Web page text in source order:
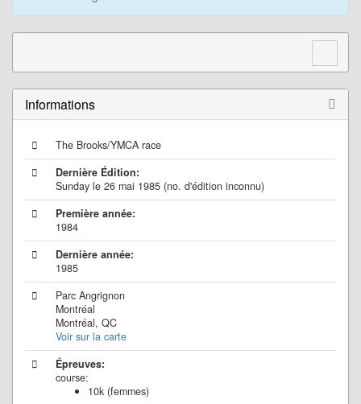
o
Informations
The Brooks/YMCA race
Dernière Édition:
Sunday le 26 mai 1985 (no. d'édition inconnu)
Première année:
1984
Dernière année:
1985
Parc Angrignon
Montréal
Montréal, QC
Voir sur la carte
Épreuves:
course:
10k (femmes)